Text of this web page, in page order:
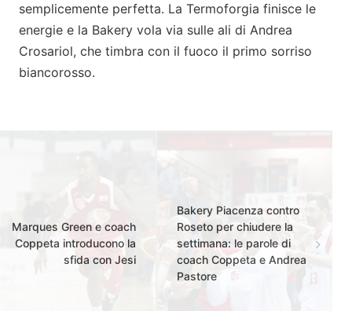
semplicemente perfetta. La Termoforgia finisce le
energie e la Bakery vola via sulle ali di Andrea
Crosariol, che timbra con il fuoco il primo sorriso
biancorosso.
Marques Green e coach
Coppeta introducono la
sfida con Jesi
Bakery Piacenza contro
Roseto per chiudere la
settimana: le parole di
coach Coppeta e Andrea
Pastore